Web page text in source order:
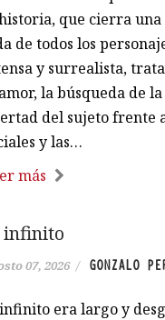
que cierra una
de todos los
y surrealista,
la búsqueda de
del sujeto frente
y las…
más
infinito
07, 2026 / GONZALO
era largo y